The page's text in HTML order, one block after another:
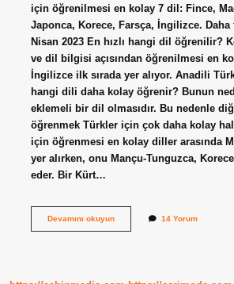
için öğrenilmesi en kolay 7 dil: Fince,
Japonca, Korece, Farsça, İngilizce. Daha
Nisan 2023 En hızlı hangi dil öğrenilir?
ve dil bilgisi açısından öğrenilmesi en
İngilizce ilk sırada yer alıyor. Anadili
hangi dili daha kolay öğrenir? Bunun
eklemeli bir dil olmasıdır. Bu nedenle
öğrenmek Türkler için çok daha kolay
için öğrenmesi en kolay diller arasında
yer alırken, onu Mançu-Tunguzca,
eder. Bir Kürt…
Devamını okuyunTürkler
14 Yorum